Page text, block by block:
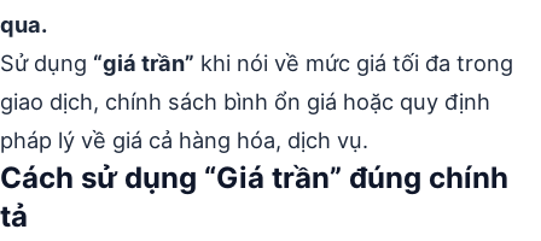
qua.
Sử dụng “giá trần” khi nói về mức giá tối đa trong
giao dịch, chính sách bình ổn giá hoặc quy định
pháp lý về giá cả hàng hóa, dịch vụ.
Cách sử dụng “Giá trần” đúng chính
tả